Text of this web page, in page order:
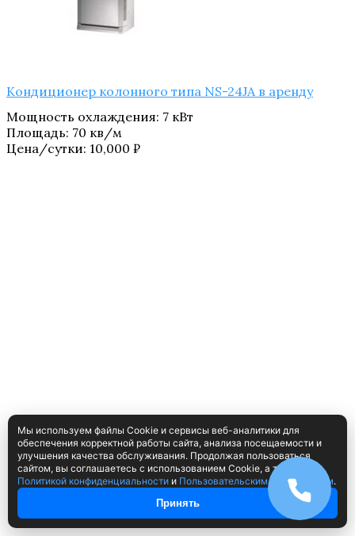
Кондиционер колонного типа NS-24JA в аренду
Мощность охлаждения: 7 кВт
Площадь: 70 кв/м
Цена/сутки: 10,000 ₽
Мы используем файлы Cookie и сервисы веб-аналитики для
обеспечения корректной работы сайта, анализа посещаемости и
улучшения качества обслуживания. Продолжая пользоваться
сайтом, вы соглашаетесь с использованием Cookie, а также с
Политикой конфиденциальности и Пользовательским соглашением.
Принять